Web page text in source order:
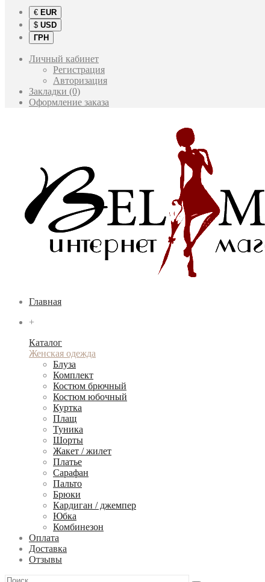
€ EUR
$ USD
ГРН
Личный кабинет
Регистрация
Авторизация
Закладки (0)
Оформление заказа
Главная
+
Каталог
Женская одежда
Блуза
Комплект
Костюм брючный
Костюм юбочный
Куртка
Плащ
Туника
Шорты
Жакет / жилет
Платье
Сарафан
Пальто
Брюки
Кардиган / джемпер
Юбка
Комбинезон
Оплата
Доставка
Отзывы